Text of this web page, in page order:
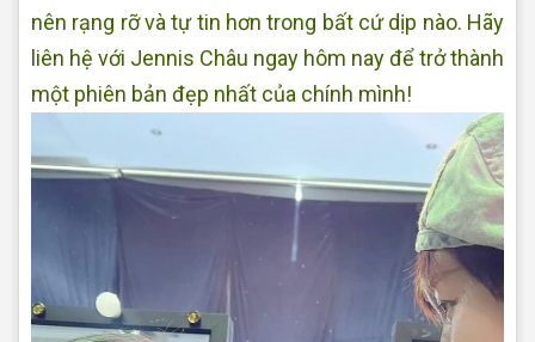
nên rạng rỡ và tự tin hơn trong bất cứ dịp nào. Hãy
liên hệ với Jennis Châu ngay hôm nay để trở thành
một phiên bản đẹp nhất của chính mình!